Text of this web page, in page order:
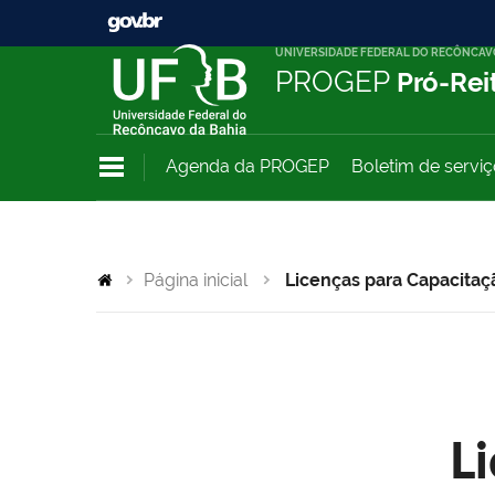
UNIVERSIDADE FEDERAL DO
PROGEP Pró-
Agenda da PROGEP Boletim de
Página inicial Licenças para